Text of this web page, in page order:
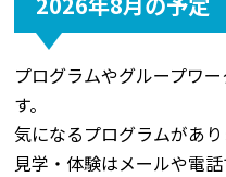
プログラムやグループワ
す。
気になるプログラムがあ
見学・体験はメールや電